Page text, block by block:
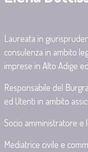
Laureata in
consulenza in ambito
imprese in Alto Adige
Responsabile del
ed Utenti in ambito
Socio amministratore e
Mediatrice civile e